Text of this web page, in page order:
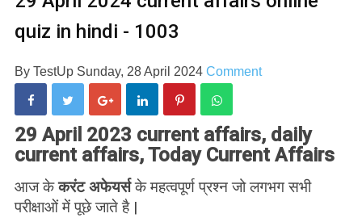
quiz in hindi - 1003
By TestUp Sunday, 28 April 2024 Comment
29 April 2023 current affairs, daily
current affairs, Today Current Affairs
आज केकरंट अफेयर्सके महत्वपूर्ण प्रश्न जो लगभग सभी
परीक्षाओं में पूछे जाते है |